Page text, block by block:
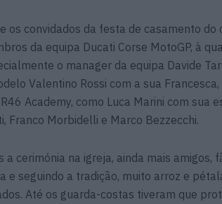
os convidados da festa de casamento
da equipa Ducati Corse MotoGP, à
o manager da equipa Davide
Valentino Rossi com a sua
Academy, como Luca Marini com sua
Franco Morbidelli e Marco Bezzecchi.
a cerimónia na igreja, ainda mais
e seguindo a tradição, muito arroz e
Até os guarda-costas tiveram que